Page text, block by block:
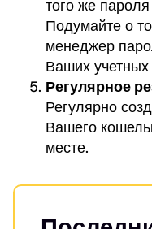
того же
Подумайте о
менеджер
Ваших
Регулярное
Регулярно
Вашего
месте.